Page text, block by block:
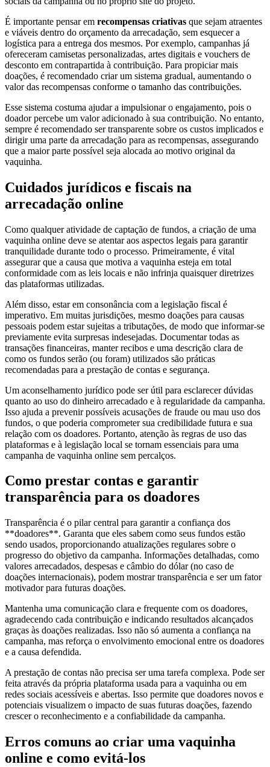
É importante pensar em recompensas criativas que sejam atraentes
e viáveis dentro do orçamento da arrecadação, sem esquecer a
logística para a entrega dos mesmos. Por exemplo, campanhas já
ofereceram camisetas personalizadas, artes digitais e vouchers de
desconto em contrapartida à contribuição. Para propiciar mais
doações, é recomendado criar um sistema gradual, aumentando o
valor das recompensas conforme o tamanho das contribuições.
Esse sistema costuma ajudar a impulsionar o engajamento, pois o
doador percebe um valor adicionado à sua contribuição. No entanto,
sempre é recomendado ser transparente sobre os custos implicados e
dirigir uma parte da arrecadação para as recompensas, assegurando
que a maior parte possível seja alocada ao motivo original da
vaquinha.
Cuidados jurídicos e fiscais na
arrecadação online
Como qualquer atividade de captação de fundos, a criação de uma
vaquinha online deve se atentar aos aspectos legais para garantir
tranquilidade durante todo o processo. Primeiramente, é vital
assegurar que a causa que motiva a vaquinha esteja em total
conformidade com as leis locais e não infrinja quaisquer diretrizes
das plataformas utilizadas.
Além disso, estar em consonância com a legislação fiscal é
imperativo. Em muitas jurisdições, mesmo doações para causas
pessoais podem estar sujeitas a tributações, de modo que informar-se
previamente evita surpresas indesejadas. Documentar todas as
transações financeiras, manter recibos e uma descrição clara de
como os fundos serão (ou foram) utilizados são práticas
recomendadas para a prestação de contas e segurança.
Um aconselhamento jurídico pode ser útil para esclarecer dúvidas
quanto ao uso do dinheiro arrecadado e à regularidade da campanha.
Isso ajuda a prevenir possíveis acusações de fraude ou mau uso dos
fundos, o que poderia comprometer sua credibilidade futura e sua
relação com os doadores. Portanto, atenção às regras de uso das
plataformas e à legislação local se tornam essenciais para uma
campanha de vaquinha online sem percalços.
Como prestar contas e garantir
transparência para os doadores
Transparência é o pilar central para garantir a confiança dos
**doadores**. Garanta que eles sabem como seus fundos estão
sendo usados, proporcionando atualizações regulares sobre o
progresso do objetivo da campanha. Informações detalhadas, como
valores arrecadados, despesas e câmbio do dólar (no caso de
doações internacionais), podem mostrar transparência e ser um fator
motivador para futuras doações.
Mantenha uma comunicação clara e frequente com os doadores,
agradecendo cada contribuição e indicando resultados alcançados
graças às doações realizadas. Isso não só aumenta a confiança na
campanha, mas reforça o envolvimento emocional entre os doadores
e a causa defendida.
A prestação de contas não precisa ser uma tarefa complexa. Pode ser
feita através da própria plataforma usada para a vaquinha ou em
redes sociais acessíveis e abertas. Isso permite que doadores novos e
potenciais visualizem o impacto de suas futuras doações, fazendo
crescer o reconhecimento e a confiabilidade da campanha.
Erros comuns ao criar uma vaquinha
online e como evitá-los